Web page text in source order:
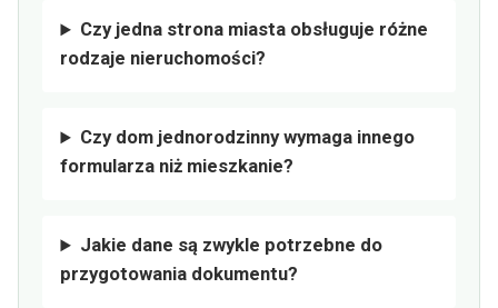
Czy jedna strona miasta obsługuje różne
rodzaje nieruchomości?
Czy dom jednorodzinny wymaga innego
formularza niż mieszkanie?
Jakie dane są zwykle potrzebne do
przygotowania dokumentu?